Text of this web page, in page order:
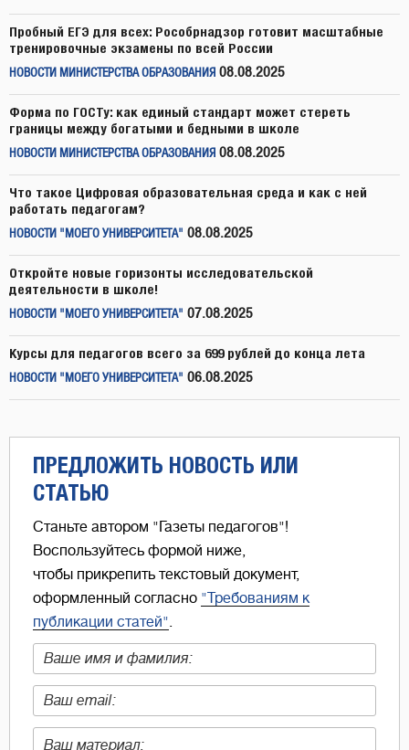
Пробный ЕГЭ для всех: Рособрнадзор готовит масштабные
тренировочные экзамены по всей России
НОВОСТИ МИНИСТЕРСТВА ОБРАЗОВАНИЯ 08.08.2025
Форма по ГОСТу: как единый стандарт может стереть
границы между богатыми и бедными в школе
НОВОСТИ МИНИСТЕРСТВА ОБРАЗОВАНИЯ 08.08.2025
Что такое Цифровая образовательная среда и как с ней
работать педагогам?
НОВОСТИ "МОЕГО УНИВЕРСИТЕТА" 08.08.2025
Откройте новые горизонты исследовательской
деятельности в школе!
НОВОСТИ "МОЕГО УНИВЕРСИТЕТА" 07.08.2025
Курсы для педагогов всего за 699 рублей до конца лета
НОВОСТИ "МОЕГО УНИВЕРСИТЕТА" 06.08.2025
ПРЕДЛОЖИТЬ НОВОСТЬ ИЛИ
СТАТЬЮ
Станьте автором "Газеты педагогов"!
Воспользуйтесь формой ниже,
чтобы прикрепить текстовый документ,
оформленный согласно "Требованиям к
публикации статей".